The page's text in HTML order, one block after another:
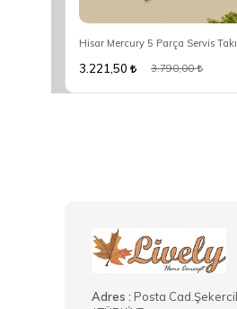
Hisar Mercury 5 Parça Servis
3.221,50 3.790,00
Adres : Posta